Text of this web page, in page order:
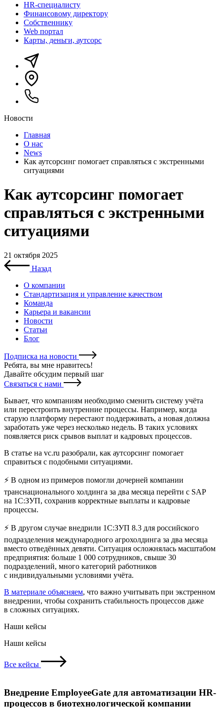
HR-специалисту
Финансовому директору
Собственнику
Web портал
Карты, деньги, аутсорс
Новости
Главная
О нас
News
Как аутсорсинг помогает справляться с экстренными
ситуациями
Как аутсорсинг помогает
справляться с экстренными
ситуациями
21 октября 2025
Назад
О компании
Стандартизация и управление качеством
Команда
Карьера и вакансии
Новости
Статьи
Блог
Подписка на новости
Ребята, вы мне нравитесь!
Давайте обсудим первый шаг
Связаться с нами
Бывает, что компаниям необходимо сменить систему учёта
или перестроить внутренние процессы. Например, когда
старую платформу перестают поддерживать, а новая должна
заработать уже через несколько недель. В таких условиях
появляется риск срывов выплат и кадровых процессов.
В статье на vc.ru разобрали, как аутсорсинг помогает
справиться с подобными ситуациями.
⚡️ В одном из примеров помогли дочерней компании
транснационального холдинга за два месяца перейти с SAP
на 1С:ЗУП, сохранив корректные выплаты и кадровые
процессы.
⚡️ В другом случае внедрили 1С:ЗУП 8.3 для российского
подразделения международного агрохолдинга за два месяца
вместо отведённых девяти. Ситуация осложнялась масштабом
предприятия: больше 1 000 сотрудников, свыше 30
подразделений, много категорий работников
с индивидуальными условиями учёта.
В материале объясняем, что важно учитывать при экстренном
внедрении, чтобы сохранить стабильность процессов даже
в сложных ситуациях.
Наши кейсы
Наши кейсы
Все кейсы
Внедрение EmployeeGate для автоматизации HR-
процессов в биотехнологической компании